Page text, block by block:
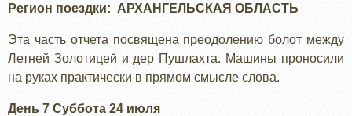
Регион поездки
АРХАНГЕЛЬСКАЯ ОБЛАСТЬ
Эта часть отчета посвящена преодолению болот между
Летней Золотицей и дер Пушлахта. Машины проносили
на руках практически в прямом смысле слова.
День 7 Суббота 24 июля